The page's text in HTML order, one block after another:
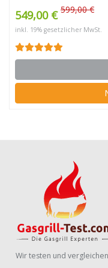
549,00 € 599,00 €
inkl. 19% gesetzlicher MwSt.
Wir testen und